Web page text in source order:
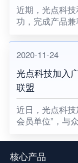
近期，光点科
功，完成产品
2020-11-24
光点科技加入
联盟
近日，光点科
会员单位”，与
台技术发展迈
核心产品